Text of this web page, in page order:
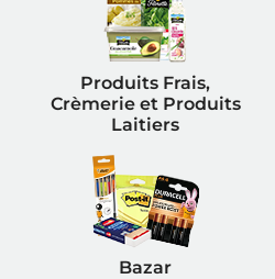
Produits Frais,
Crèmerie et Produits
Laitiers
Bazar